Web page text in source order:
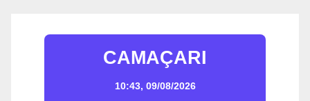
CAMAÇARI
10:43, 09/08/2026